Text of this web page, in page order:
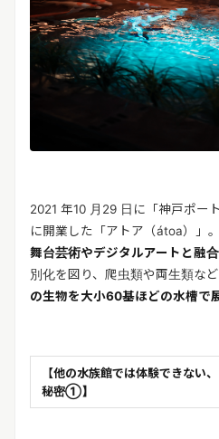
2021 年10 月29 日に「神戸ポー
に開業した「アトア（átoa）」。
舞台芸術やデジタルアートと融
別化を図り、爬虫類や両生類な
の生物を大小60基ほどの水槽で
【他の水族館では体験できない
秘密①】